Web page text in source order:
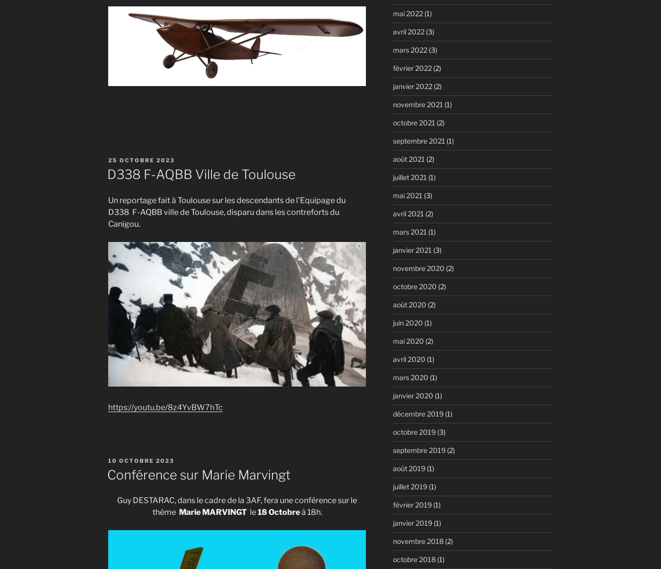
PUBLIÉ
LE
25 OCTOBRE 2023
D338 F-AQBB Ville de Toulouse
Un reportage fait à Toulouse sur les descendants de l’Equipage du
D338 F-AQBB ville de Toulouse, disparu dans les contreforts du
Canigou.
https://youtu.be/8z4YvBW7hTc
PUBLIÉ
LE
10 OCTOBRE 2023
Conférence sur Marie Marvingt
Guy DESTARAC, dans le cadre de la 3AF, fera une conférence sur le
thème Marie MARVINGT le18 Octobreà 18h.
mai 2022(1)
avril 2022(3)
mars 2022(3)
février 2022(2)
janvier 2022(2)
novembre 2021 (1)
octobre 2021 (2)
septembre 2021 (1)
août 2021 (2)
juillet 2021 (1)
mai 2021 (3)
avril 2021 (2)
mars 2021 (1)
janvier 2021 (3)
novembre 2020 (2)
octobre 2020 (2)
août 2020 (2)
juin 2020 (1)
mai 2020 (2)
avril 2020 (1)
mars 2020 (1)
janvier 2020 (1)
décembre 2019(1)
octobre 2019(3)
septembre 2019(2)
août 2019(1)
juillet 2019(1)
février 2019(1)
janvier 2019(1)
novembre 2018(2)
octobre 2018(1)